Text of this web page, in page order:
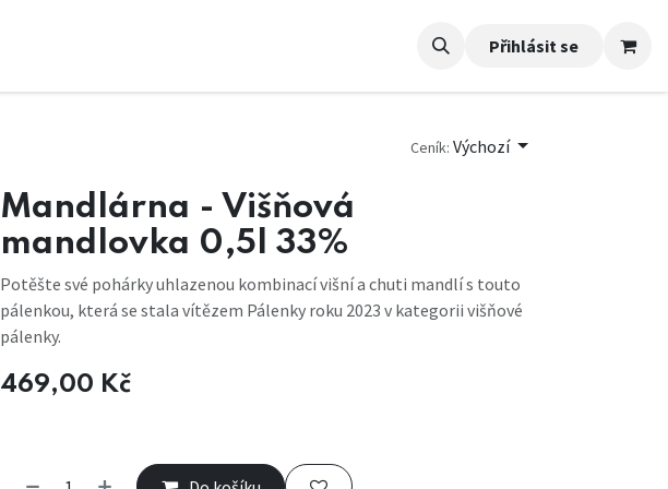
Přihlásit se
Ceník: Výchozí
Mandlárna - Višňová
mandlovka 0,5l 33%
Potěšte své pohárky uhlazenou kombinací višní a chuti mandlí s touto
pálenkou, která se stala vítězem Pálenky roku 2023 v kategorii višňové
pálenky.
469,00 Kč